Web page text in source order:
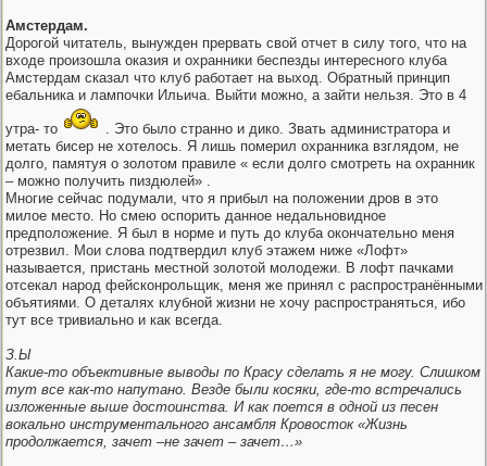
Амстердам.
Дорогой читатель, вынужден прервать свой отчет в силу того, что на
входе произошла оказия и охранники беспезды интересного клуба
Амстердам сказал что клуб работает на выход. Обратный принцип
ебальника и лампочки Ильича. Выйти можно, а зайти нельзя. Это в 4
утра- то
. Это было странно и дико. Звать администратора и
метать бисер не хотелось. Я лишь померил охранника взглядом, не
долго, памятуя о золотом правиле « если долго смотреть на охранник
– можно получить пиздюлей» .
Многие сейчас подумали, что я прибыл на положении дров в это
милое место. Но смею оспорить данное недальновидное
предположение. Я был в норме и путь до клуба окончательно меня
отрезвил. Мои слова подтвердил клуб этажем ниже «Лофт»
называется, пристань местной золотой молодежи. В лофт пачками
отсекал народ фейсконрольщик, меня же принял с распространёнными
объятиями. О деталях клубной жизни не хочу распространяться, ибо
тут все тривиально и как всегда.
З.Ы
Какие-то объективные выводы по Красу сделать я не могу. Слишком
тут все как-то напутано. Везде были косяки, где-то встречались
изложенные выше достоинства. И как поется в одной из песен
вокально инструментального ансамбля Кровосток «Жизнь
продолжается, зачет –не зачет – зачет…»